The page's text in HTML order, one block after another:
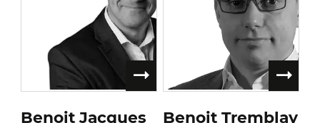
Benoit Jacques Benoit Tremblay